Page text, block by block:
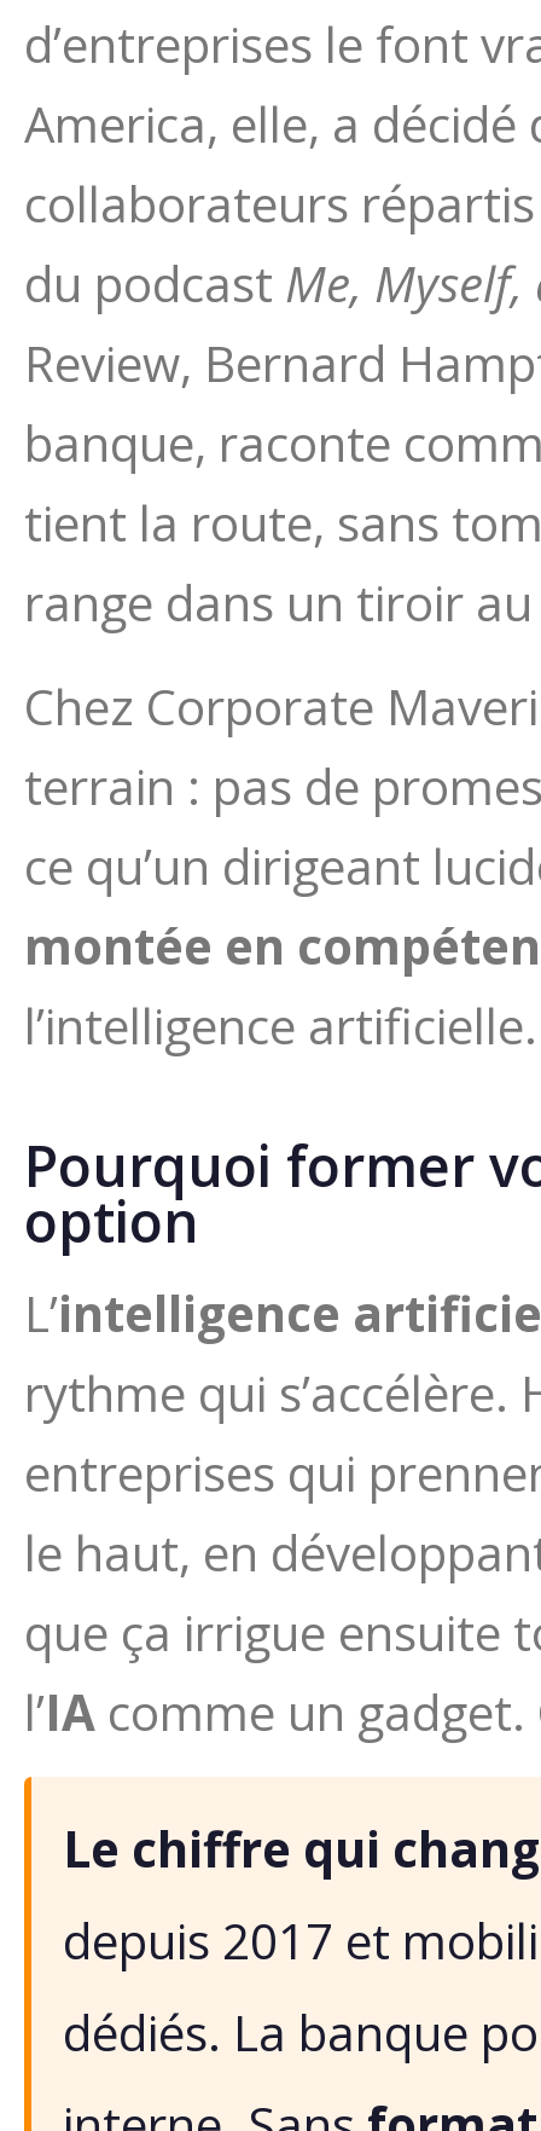
d’entreprises le font
America, elle, a décidé
collaborateurs
du podcast Me, Myself,
Review, Bernard
banque, raconte
tient la route, sans
range dans un tiroir
Chez Corporate
terrain : pas de
ce qu’un dirigeant
montée en
l’intelligence artificielle.
Pourquoi former
option
L’intelligence
rythme qui
entreprises qui
le haut, en
que ça irrigue ensuite
l’IA comme un
Le chiffre qui
depuis 2017 et
dédiés. La banque